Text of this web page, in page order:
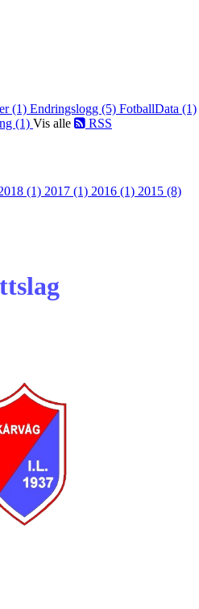
(1) Endringslogg (5) FotballData (1)
(1) Vis alle RSS
(1) 2017 (1) 2016 (1) 2015 (8)